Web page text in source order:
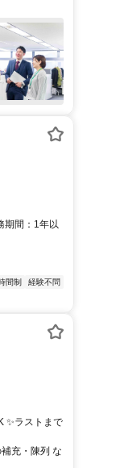
期間：1年以
間制 経験不問
✨ラストまで
充・陳列 な